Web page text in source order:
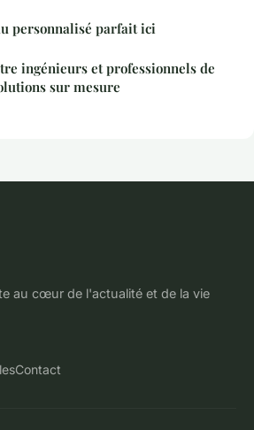
personnalisé parfait ici
ingénieurs et professionnels de
sur mesure
au cœur de l'actualité et de la vie
Contact